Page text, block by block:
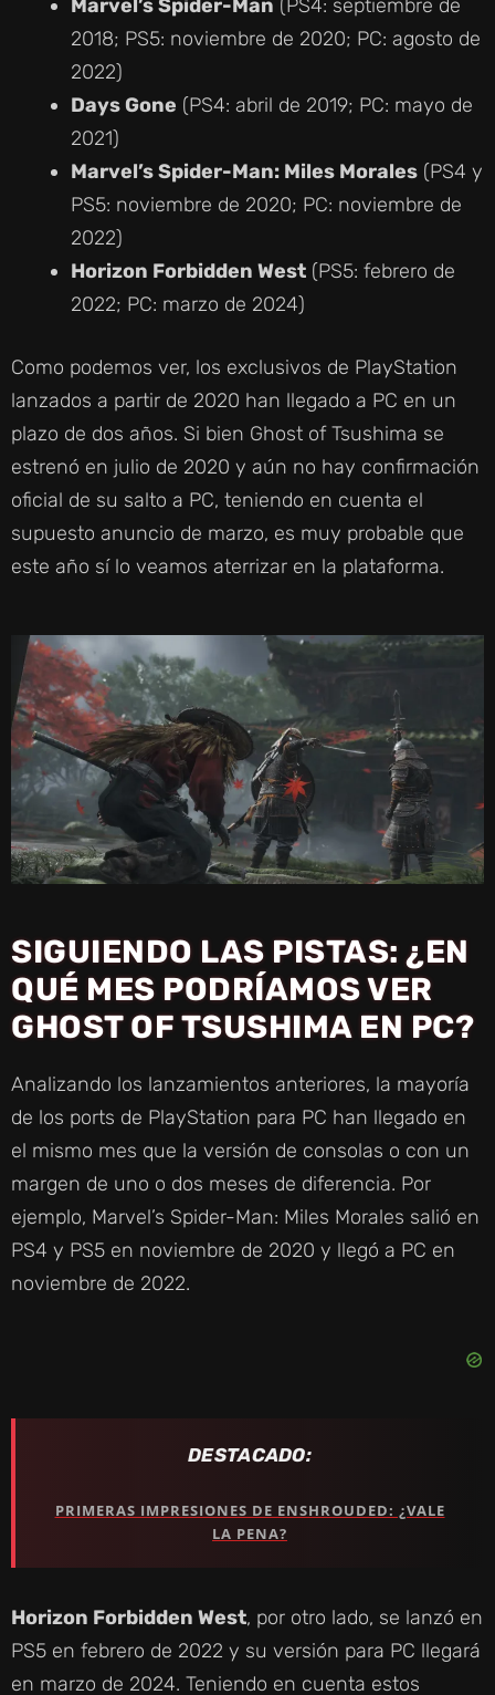
Marvel’s Spider-Man (PS4: septiembre de
2018; PS5: noviembre de 2020; PC: agosto de
2022)
Days Gone (PS4: abril de 2019; PC: mayo de
2021)
Marvel’s Spider-Man: Miles Morales (PS4 y
PS5: noviembre de 2020; PC: noviembre de
2022)
Horizon Forbidden West (PS5: febrero de
2022; PC: marzo de 2024)
Como podemos ver, los exclusivos de PlayStation
lanzados a partir de 2020 han llegado a PC en un
plazo de dos años. Si bien Ghost of Tsushima se
estrenó en julio de 2020 y aún no hay confirmación
oficial de su salto a PC, teniendo en cuenta el
supuesto anuncio de marzo, es muy probable que
este año sí lo veamos aterrizar en la plataforma.
SIGUIENDO LAS PISTAS: ¿EN
QUÉ MES PODRÍAMOS VER
GHOST OF TSUSHIMA EN PC?
Analizando los lanzamientos anteriores, la mayoría
de los ports de PlayStation para PC han llegado en
el mismo mes que la versión de consolas o con un
margen de uno o dos meses de diferencia. Por
ejemplo, Marvel’s Spider-Man: Miles Morales salió en
PS4 y PS5 en noviembre de 2020 y llegó a PC en
noviembre de 2022.
DESTACADO:
PRIMERAS IMPRESIONES DE ENSHROUDED: ¿VALE
LA PENA?
Horizon Forbidden West, por otro lado, se lanzó en
PS5 en febrero de 2022 y su versión para PC llegará
en marzo de 2024. Teniendo en cuenta estos